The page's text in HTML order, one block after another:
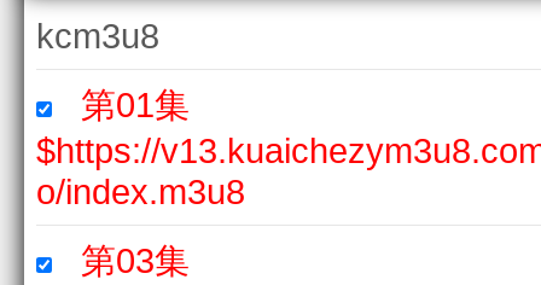
kcm3u8
第01集
$https://
o/index.m3u8
第03集